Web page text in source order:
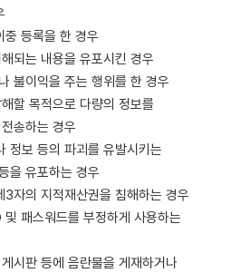
중 등록을 한 경우
되는 내용을 유포시킨 경우
불이익을 주는 행위를 한 경우
할 목적으로 다량의 정보를
송하는 경우
정보 등의 파괴를 유발시키는
을 유포하는 경우
자의 지적재산권을 침해하는 경우
패스워드를 부정하게 사용하는
시판 등에 음란물을 게재하거나